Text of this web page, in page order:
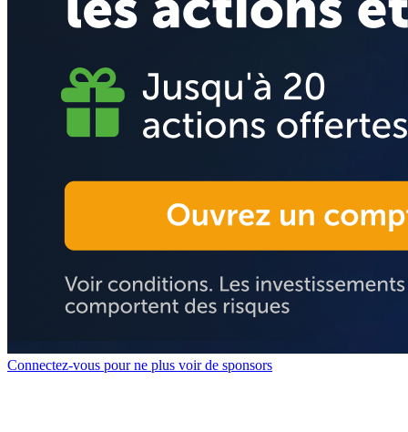
Connectez-vous pour ne plus voir de sponsors